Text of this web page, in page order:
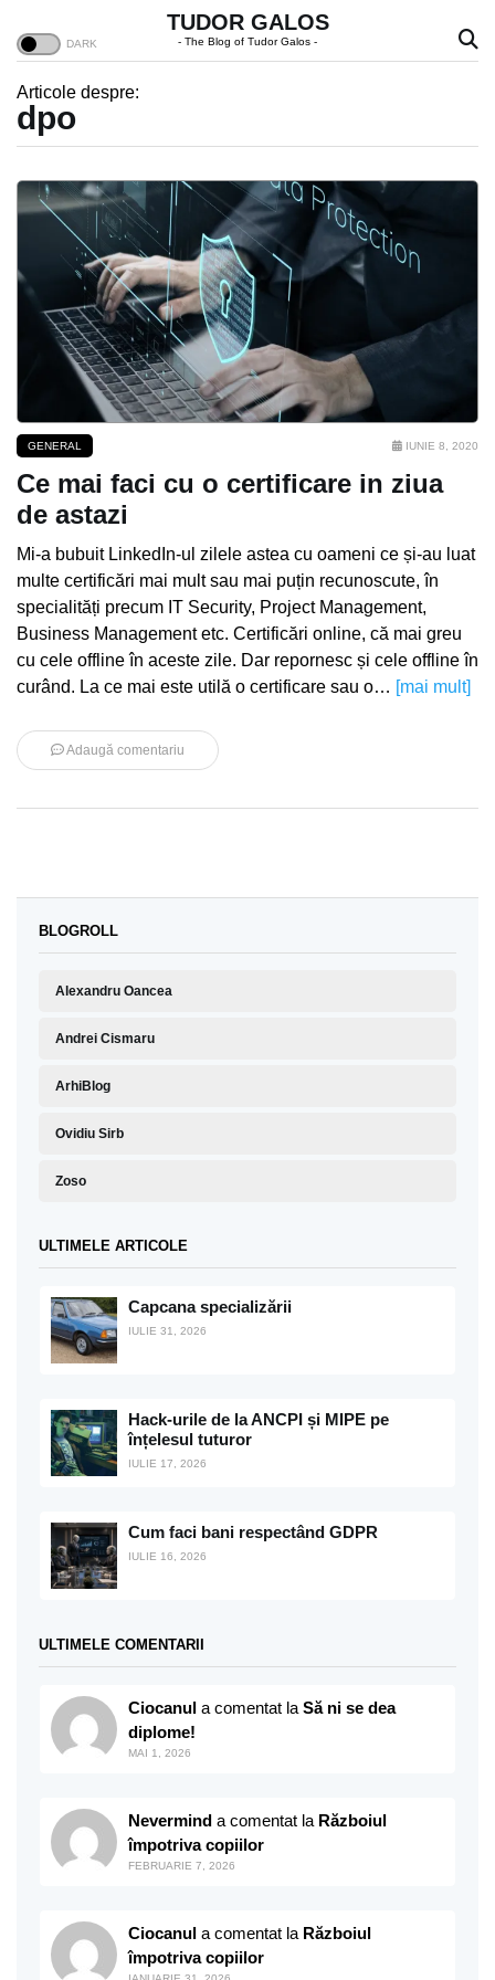
TUDOR GALOS
- The Blog of Tudor Galos -
Articole despre:
dpo
GENERAL IUNIE 8, 2020
Ce mai faci cu o certificare in ziua
de astazi
Mi-a bubuit LinkedIn-ul zilele astea cu oameni ce și-au luat
multe certificări mai mult sau mai puțin recunoscute, în
specialități precum IT Security, Project Management,
Business Management etc. Certificări online, că mai greu
cu cele offline în aceste zile. Dar repornesc și cele offline în
curând. La ce mai este utilă o certificare sau o… [mai mult]
Adaugă comentariu
BLOGROLL
Alexandru Oancea
Andrei Cismaru
ArhiBlog
Ovidiu Sirb
Zoso
ULTIMELE ARTICOLE
Capcana specializării
IULIE 31, 2026
Hack-urile de la ANCPI și MIPE pe
înțelesul tuturor
IULIE 17, 2026
Cum faci bani respectând GDPR
IULIE 16, 2026
ULTIMELE COMENTARII
Ciocanul a comentat la Să ni se dea
diplome!
MAI 1, 2026
Nevermind a comentat la Războiul
împotriva copiilor
FEBRUARIE 7, 2026
Ciocanul a comentat la Războiul
împotriva copiilor